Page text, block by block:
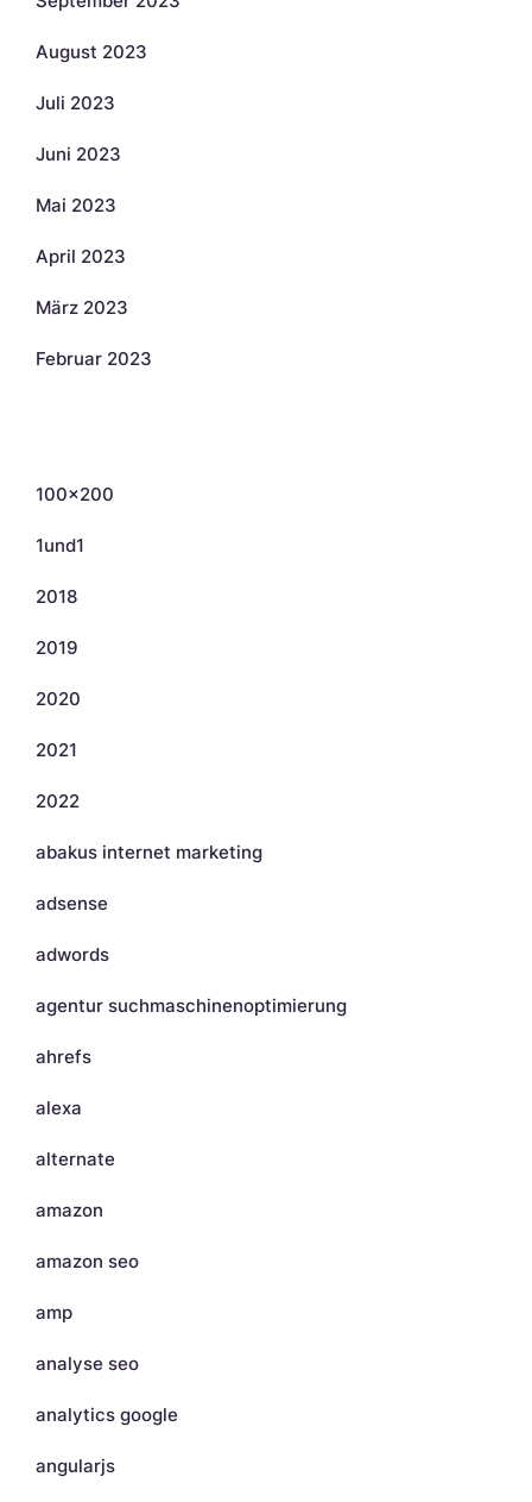
August 2023
Juli 2023
Juni 2023
Mai 2023
April 2023
März 2023
Februar 2023
100×200
1und1
2018
2019
2020
2021
2022
abakus internet marketing
adsense
adwords
agentur suchmaschinenoptimierung
ahrefs
alexa
alternate
amazon
amazon seo
amp
analyse seo
analytics google
angularjs